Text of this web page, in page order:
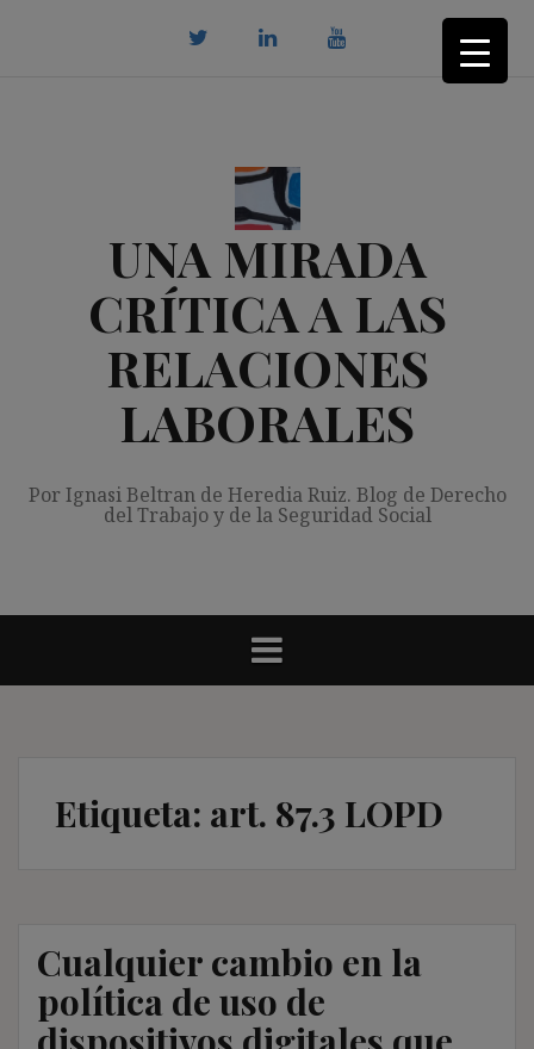
UNA MIRADA
CRÍTICA A LAS
RELACIONES
LABORALES
Por Ignasi Beltran de Heredia Ruiz. Blog de Derecho
del Trabajo y de la Seguridad Social
Etiqueta: art. 87.3 LOPD
Cualquier cambio en la
política de uso de